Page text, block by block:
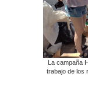
La campaña
trabajo de los